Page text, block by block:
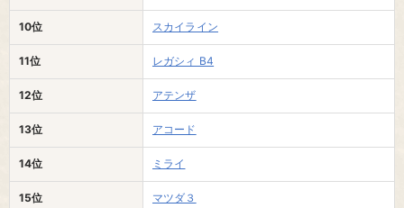
10位 スカイライン
11位 レガシィ B4
12位 アテンザ
13位 アコード
14位 ミライ
15位 マツダ３